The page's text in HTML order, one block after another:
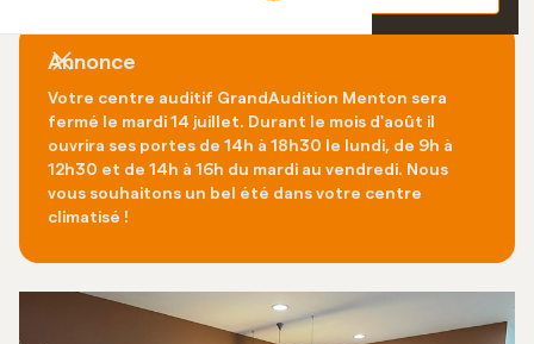
Annonce
Votre centre auditif GrandAudition Menton sera
fermé le mardi 14 juillet. Durant le mois d'août il
ouvrira ses portes de 14h à 18h30 le lundi, de 9h à
12h30 et de 14h à 16h du mardi au vendredi. Nous
vous souhaitons un bel été dans votre centre
climatisé !